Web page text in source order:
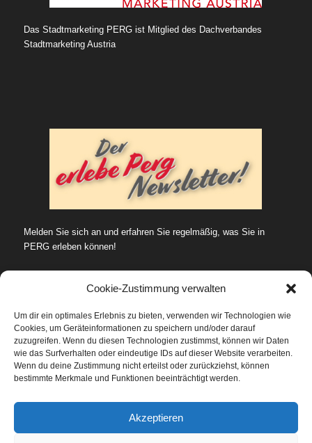
Cookie-Zustimmung verwalten
Um dir ein optimales Erlebnis zu bieten, verwenden wir Technologien wie
Cookies, um Geräteinformationen zu speichern und/oder darauf
zuzugreifen. Wenn du diesen Technologien zustimmst, können wir Daten
wie das Surfverhalten oder eindeutige IDs auf dieser Website verarbeiten.
Wenn du deine Zustimmung nicht erteilst oder zurückziehst, können
bestimmte Merkmale und Funktionen beeinträchtigt werden.
Akzeptieren
Das Stadtmarketing PERG ist Mitglied des Dachverbandes
Stadtmarketing Austria
Melden Sie sich an und erfahren Sie regelmäßig, was Sie in
PERG erleben können!
SUCHE…
Datenschutz